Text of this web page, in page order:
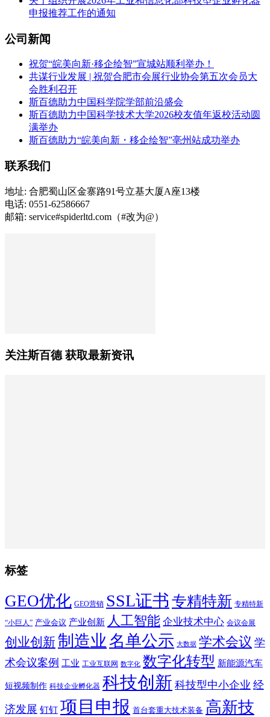
申报推荐工作的通知
公司新闻
祝贺“皖美向新·移企绘智”宣城站顺利举办！
共谋行业发展 | 祝贺合肥市会展行业协会第五次会员大
会胜利召开
斯百德助力中国科学院学部前沿盛会
斯百德助力中国科学技术大学2026校友值年返校活动圆
满举办
斯百德助力“皖美向新・移企绘智”亳州站成功举办
联系我们
地址: 合肥蜀山区金寨路91号立基大厦A座13楼
电话: 0551-62586667
邮箱: service#spiderltd.com（#改为@）
关注斯百德 获取最新资讯
标签
GEO优化 GEO营销 SSL证书 专精特新 专精特新
“小巨人” 产业会议 产业创新 人工智能 企业技术中心 会议会展
创业创新制造业名单公示 大数据 学术会议 学
术会议案例 工业 工业互联网 数字化 数字化转型 新能源汽车
短视频制作 科技企业孵化器 科技创新 科技型中小企业 经
济发展 钉钉 项目申报 首台套重大技术装备 高新技